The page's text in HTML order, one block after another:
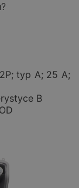
typ A; 25 A;
B